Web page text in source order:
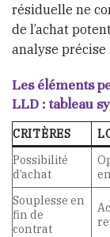
résiduelle ne
de l’achat
analyse précise
Les éléments
LLD : tableau
CRITÈRES
Possibilité
d’achat
Souplesse en
fin de
contrat